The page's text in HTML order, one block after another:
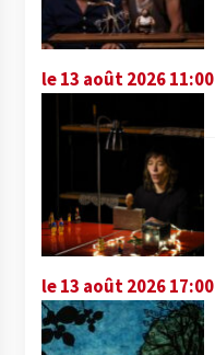
le 13 août 2026 11:00
le 13 août 2026 17:00